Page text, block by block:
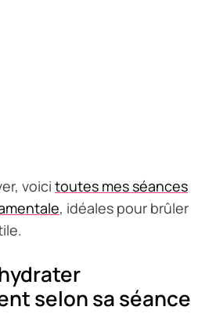
voici toutes mes séances
, idéales pour brûler
selon sa séance